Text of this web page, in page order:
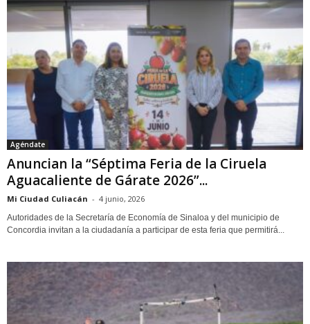
Agéndate
Anuncian la “Séptima Feria de la Ciruela
Aguacaliente de Gárate 2026”...
Mi Ciudad Culiacán - 4 junio, 2026
Autoridades de la Secretaría de Economía de Sinaloa y del municipio de
Concordia invitan a la ciudadanía a participar de esta feria que permitirá...